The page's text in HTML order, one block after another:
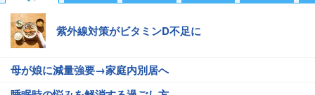
紫外線対策がビタミンD不足に
母が娘に減量強要→家庭内別居へ